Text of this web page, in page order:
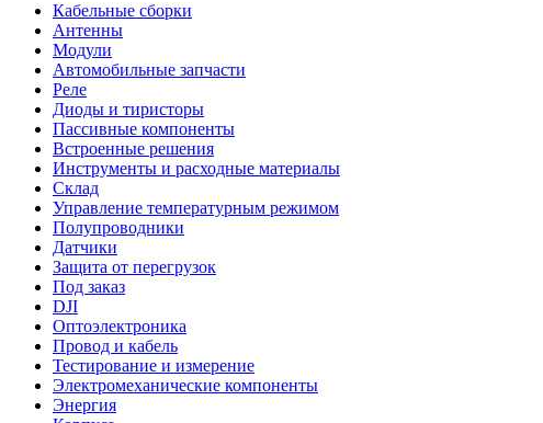
Кабельные сборки
Антенны
Модули
Автомобильные запчасти
Реле
Диоды и тиристоры
Пассивные компоненты
Встроенные решения
Инструменты и расходные материалы
Склад
Управление температурным режимом
Полупроводники
Датчики
Защита от перегрузок
Под заказ
DJI
Оптоэлектроника
Провод и кабель
Тестирование и измерение
Электромеханические компоненты
Энергия